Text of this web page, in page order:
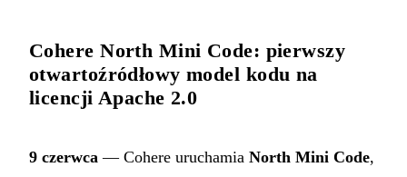
Cohere North Mini Code: pierwszy
otwartoźródłowy model kodu na
licencji Apache 2.0
9 czerwca — Cohere uruchamia North Mini Code,